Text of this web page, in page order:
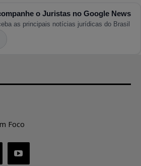
o Juristas no Google News
as principais notícias jurídicas do Brasil
Foco